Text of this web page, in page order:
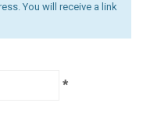
You will receive a link